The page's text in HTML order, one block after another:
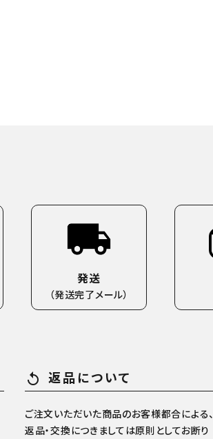
発送
（発送完了メール）
replay 返品について
ご注文いただいた商品のお客様都合による、
返品・交換につきましては原則としてお断り